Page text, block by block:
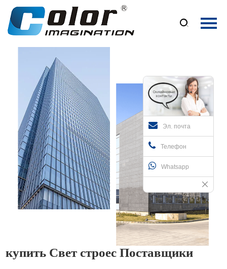

Главная
Продукция
Новости
Контакты
Эл. почта
Телефон
Whatsapp
купить Свет строес Поставщики